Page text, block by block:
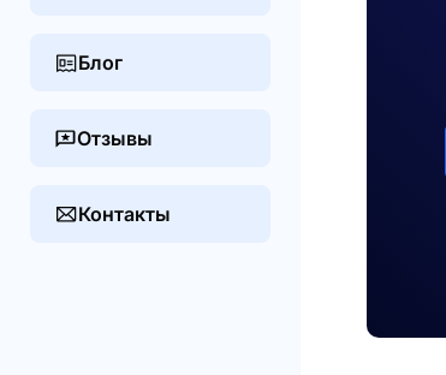
Блог
Отзывы
Контакты